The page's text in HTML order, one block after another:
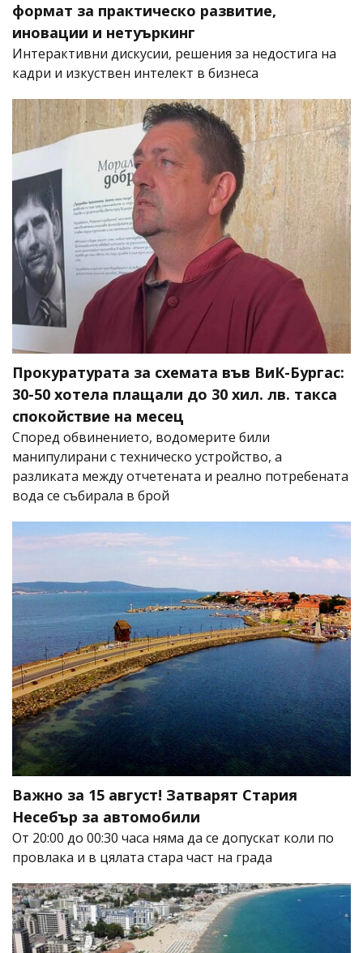
формат за практическо развитие,
иновации и нетуъркинг
Интерактивни дискусии, решения за недостига на
кадри и изкуствен интелект в бизнеса
Прокуратурата за схемата във ВиК-Бургас:
30-50 хотела плащали до 30 хил. лв. такса
спокойствие на месец
Според обвинението, водомерите били
манипулирани с техническо устройство, а
разликата между отчетената и реално потребената
вода се събирала в брой
Важно за 15 август! Затварят Стария
Несебър за автомобили
От 20:00 до 00:30 часа няма да се допускат коли по
провлака и в цялата стара част на града